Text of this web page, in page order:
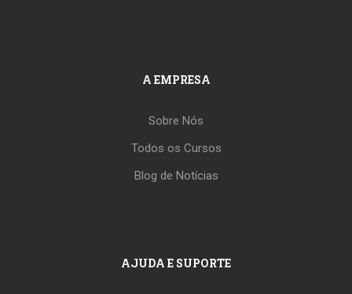
A EMPRESA
Sobre Nós
Todos os Cursos
Blog de Notícias
AJUDA E SUPORTE